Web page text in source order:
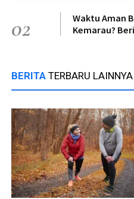
02
Waktu Aman
Kemarau?
BERITA TERBARU LAINNYA